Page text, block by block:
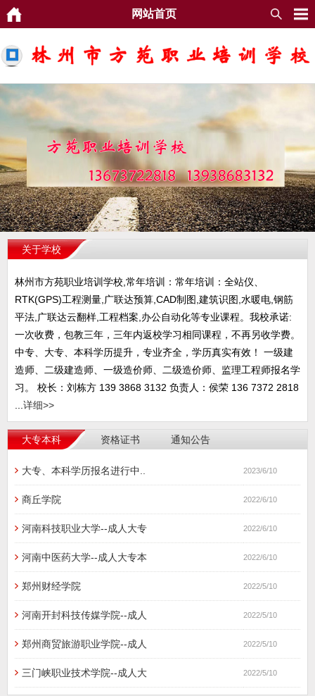
网站首页
关于学校
林州市方苑职业培训学校,常年培训：常年培训：全站仪、
RTK(GPS)工程测量,广联达预算,CAD制图,建筑识图,水暖电,钢筋
平法,广联达云翻样,工程档案,办公自动化等专业课程。我校承诺:
一次收费，包教三年，三年内返校学习相同课程，不再另收学费。
中专、大专、本科学历提升，专业齐全，学历真实有效！ 一级建
造师、二级建造师、一级造价师、二级造价师、监理工程师报名学
习。 校长：刘栋方 139 3868 3132 负责人：侯荣 136 7372 2818
...详细>>
大专本科 资格证书 通知公告
大专、本科学历报名进行中.. 2023/6/10
商丘学院 2022/6/10
河南科技职业大学--成人大专 2022/6/10
河南中医药大学--成人大专本 2022/6/10
郑州财经学院 2022/5/10
河南开封科技传媒学院--成人 2022/5/10
郑州商贸旅游职业学院--成人 2022/5/10
三门峡职业技术学院--成人大 2022/5/10